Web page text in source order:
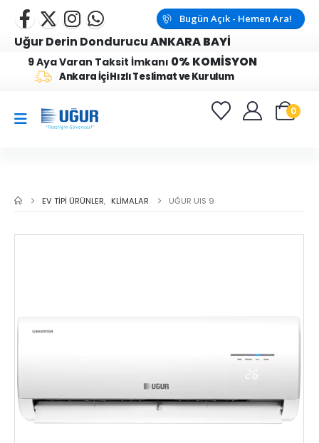
Bugün Açık - Hemen Ara!
Uğur Derin DondurucuANKARA BAYİ
9 Aya Varan Taksit İmkanı 0% KOMİSYON
Ankara İçi Hızlı Teslimat ve Kurulum
0
EV TIPI ÜRÜNLER, KLIMALAR UĞUR UIS 9